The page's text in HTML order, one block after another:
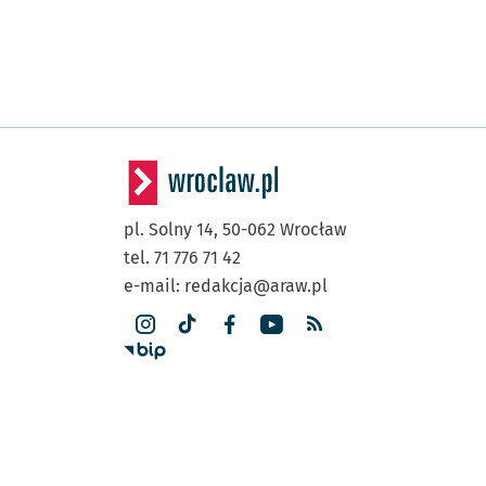
pl. Solny 14, 50-062 Wrocław
tel. 71 776 71 42
e-mail: redakcja@araw.pl